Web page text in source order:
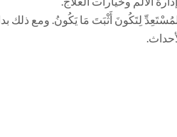
لِتَكُونَ أَثْبَتَ مَا يَكُونُ. ومع ذلك